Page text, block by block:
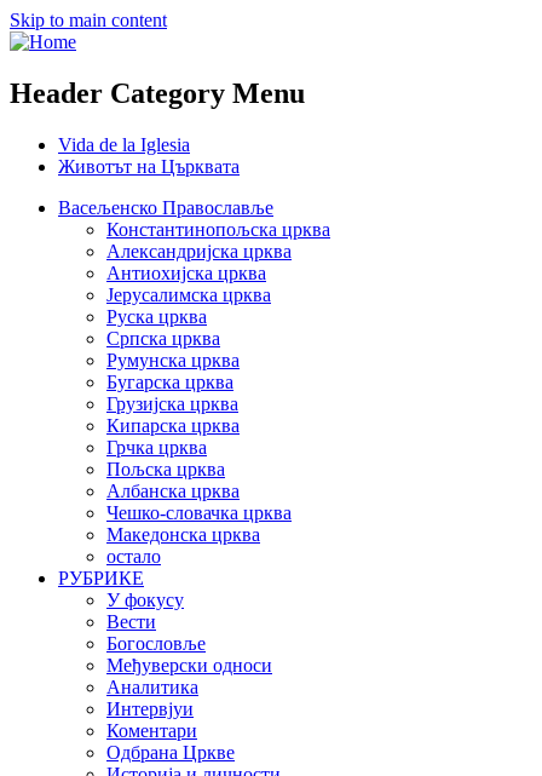
Skip to main content
Header Category Menu
Vida de la Iglesia
Животът на Църквата
Васељенско Православље
Константинопољска црква
Александријска црква
Антиохијска црква
Јерусалимска црква
Руска црква
Српска црква
Румунска црква
Бугарска црква
Грузијска црква
Кипарска црква
Грчка црква
Пољска црква
Албанска црква
Чешко-словачка црква
Македонска црква
остало
РУБРИКЕ
У фокусу
Вести
Богословље
Међуверски односи
Аналитика
Интервјуи
Коментари
Одбрана Цркве